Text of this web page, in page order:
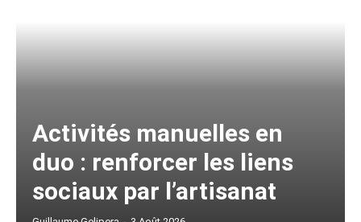
Activités manuelles en
duo : renforcer les liens
sociaux par l’artisanat